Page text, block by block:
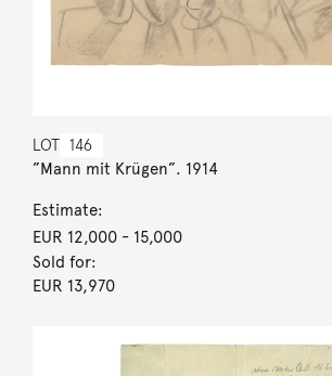
LOT 146
”Mann mit Krügen”. 1914
Estimate:
EUR 12,000- 15,000
Sold for:
EUR 13,970